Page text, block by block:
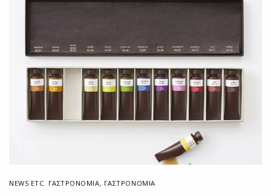
NEWS ETC. ΓΑΣΤΡΟΝΟΜΊΑ, ΓΑΣΤΡΟΝΟΜΙΑ